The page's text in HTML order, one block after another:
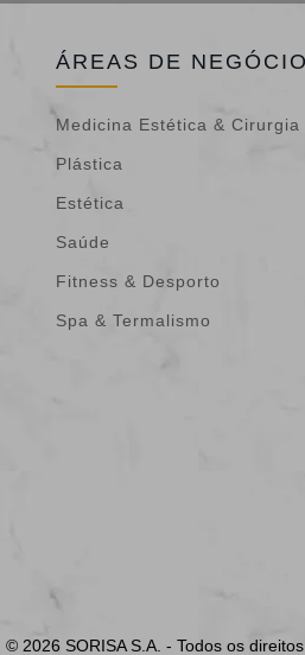
ÁREAS DE NEGÓCIO
Medicina Estética & Cirurgia
Plástica
Estética
Saúde
Fitness & Desporto
Spa & Termalismo
© 2026 SORISA S.A. - Todos os